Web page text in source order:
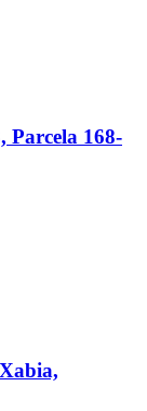
168-